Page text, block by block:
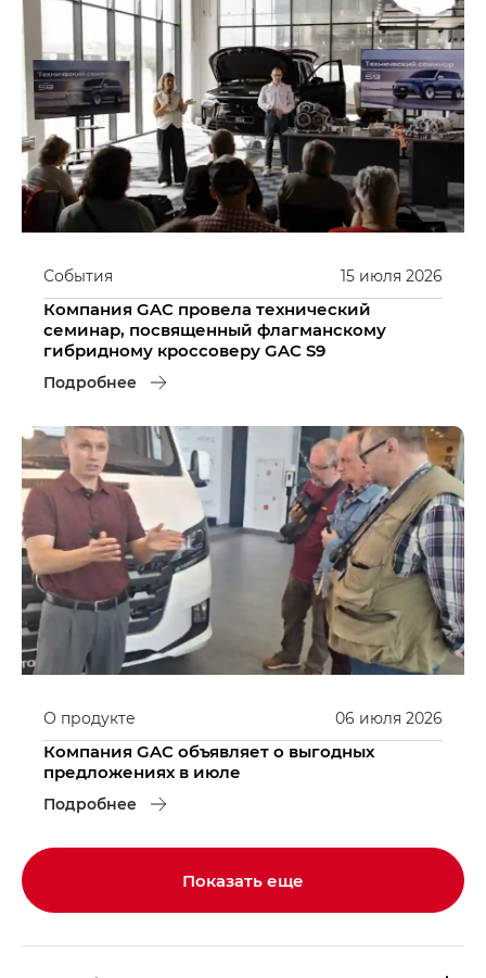
15 июля 2026
События
Компания GAC провела технический
семинар, посвященный флагманскому
гибридному кроссоверу GAC S9
Подробнее
06 июля 2026
О продукте
Компания GAC объявляет о выгодных
предложениях в июле
Подробнее
Показать еще